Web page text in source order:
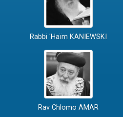
Rabbi 'Haïm KANIEWSKI
Rav Chlomo AMAR